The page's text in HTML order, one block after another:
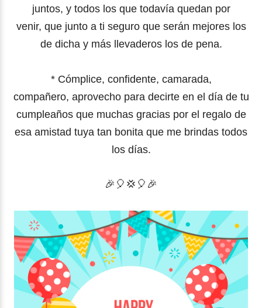
juntos, y todos los que todavía quedan por
venir, que junto a ti seguro que serán mejores los
de dicha y más llevaderos los de pena.
* Cómplice, confidente, camarada,
compañero, aprovecho para decirte en el día de tu
cumpleaños que muchas gracias por el regalo de
esa amistad tuya tan bonita que me brindas todos
los días.
🎉🎈💢 🎈 🎉